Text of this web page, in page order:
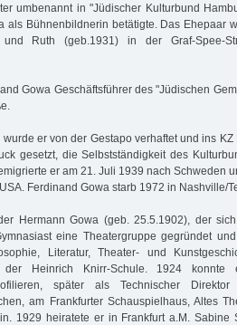
umbenannt in "Jüdischer Kulturbund
als Bühnenbildnerin betätigte. Das Ehepaar
und Ruth (geb.1931) in der Graf-Spee-
Gowa Geschäftsführer des "Jüdischen
er von der Gestapo verhaftet und ins
gesetzt, die Selbstständigkeit des
er am 21. Juli 1939 nach Schweden
Ferdinand Gowa starb 1972 in Nashville/
Hermann Gowa (geb. 25.5.1902), der
eine Theatergruppe gegründet
Literatur, Theater- und
der Heinrich Knirr-Schule. 1924
später als Technischer
am Frankfurter Schauspielhaus, Altes
1929 heiratete er in Frankfurt a.M. Sabine